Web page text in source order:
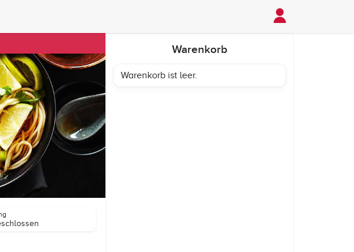
Warenkorb
Warenkorb ist leer.